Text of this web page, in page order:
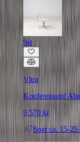
9st
Vitra
Konferensstol
9 570 kr
Spar ca. 15-